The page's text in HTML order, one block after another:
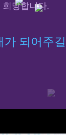
망합니다.
가 되어주